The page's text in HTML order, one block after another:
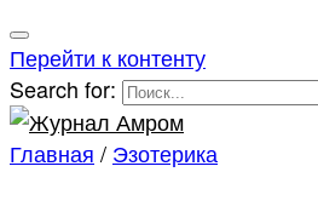
Перейти к контенту
Search for:
Главная / Эзотерика